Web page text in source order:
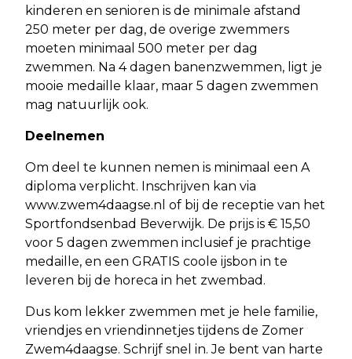
kinderen en senioren is de minimale afstand
250 meter per dag, de overige zwemmers
moeten minimaal 500 meter per dag
zwemmen. Na 4 dagen banenzwemmen, ligt je
mooie medaille klaar, maar 5 dagen zwemmen
mag natuurlijk ook.
Deelnemen
Om deel te kunnen nemen is minimaal een A
diploma verplicht. Inschrijven kan via
www.zwem4daagse.nl of bij de receptie van het
Sportfondsenbad Beverwijk. De prijs is € 15,50
voor 5 dagen zwemmen inclusief je prachtige
medaille, en een GRATIS coole ijsbon in te
leveren bij de horeca in het zwembad.
Dus kom lekker zwemmen met je hele familie,
vriendjes en vriendinnetjes tijdens de Zomer
Zwem4daagse. Schrijf snel in. Je bent van harte